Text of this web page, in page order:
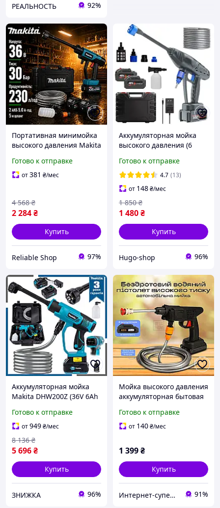
РЕАЛЬНОСТЬ 92%
Портативная минимойка
высокого давления Makita
машин Шланг 5 м Мини
мойка для машины
Готово к отправке
от381 ₴/мес
2 284₴
4 568 ₴
Купить
Reliable Shop 97%
Аккумуляторная мойка
высокого давления (6
аккумулятора 24Вт
портативная автомойка
для машин беспроводная
минимойка
Готово к отправке
4.7 (13)
от 148₴/мес
1 480₴
1 850 ₴
Купить
Hugo-shop 96%
Аккумуляторная мойка
Makita DHW200Z (36V 6Ah
Макита высокого
давления для машины hw
Готово к отправке
от949₴/мес
5 696₴
8 136 ₴
Купить
ЗНИЖКА 96%
Мойка высокого давления
аккумуляторная бытовая
беспроводная мойка для
машины минимойка для
Готово к отправке
от 140₴/мес
1 399₴
Купить
Интернет-супермаркет 91%